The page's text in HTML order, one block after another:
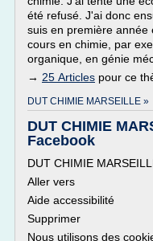
été refusé. J'ai donc
suis en première année
cours en chimie, par
organique, en génie
→ 25 Articles pour ce
DUT CHIMIE MARSEILLE »
DUT CHIMIE
Facebook
DUT CHIMIE
Aller vers
Aide accessibilité
Supprimer
Nous utilisons des